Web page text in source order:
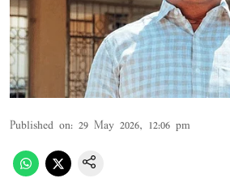
Published on: 29 May 2026, 12:06 pm